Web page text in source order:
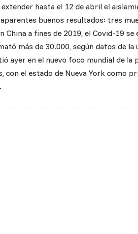
extender hasta el 12 de abril el
buenos resultados: tres
China a fines de 2019, el Covid-19
más de 30.000, según datos de
ayer en el nuevo foco mundial de
con el estado de Nueva York como